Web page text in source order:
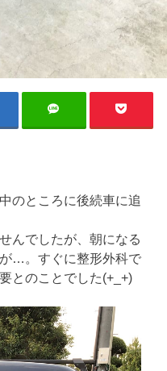
のところに後続車に追
んでしたが、朝になる
…。すぐに整形外科で
とのことでした(+_+)